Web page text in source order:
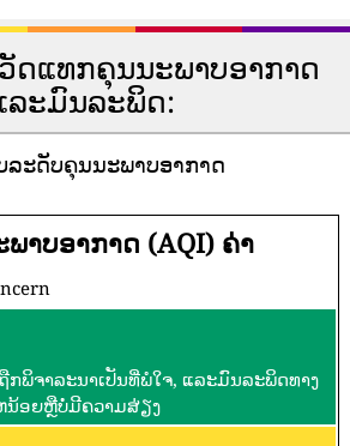
ດແທກຄຸນນະພາບອາກາດ
ລະມົນລະພິດ:
ລະດັບຄຸນນະພາບອາກາດ
າບອາກາດ (AQI) ຄ່າ
ກພິຈາລະນາເປັນທີ່ພໍໃຈ, ແລະມົນລະພິດທາງ
ນ້ອຍຫຼືບໍ່ມີຄວາມສ່ຽງ